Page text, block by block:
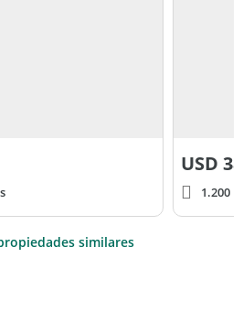
USD
1.200
similares